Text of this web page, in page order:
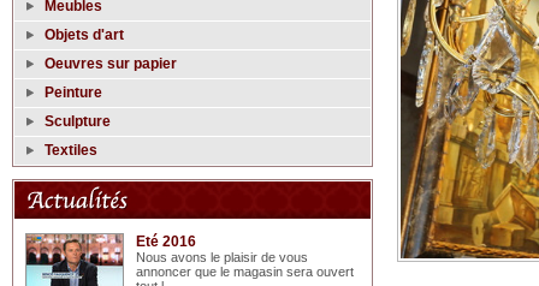
Meubles
Objets d'art
Oeuvres sur papier
Peinture
Sculpture
Textiles
Eté 2016
Nous avons le plaisir de vous
annoncer que le magasin sera ouvert